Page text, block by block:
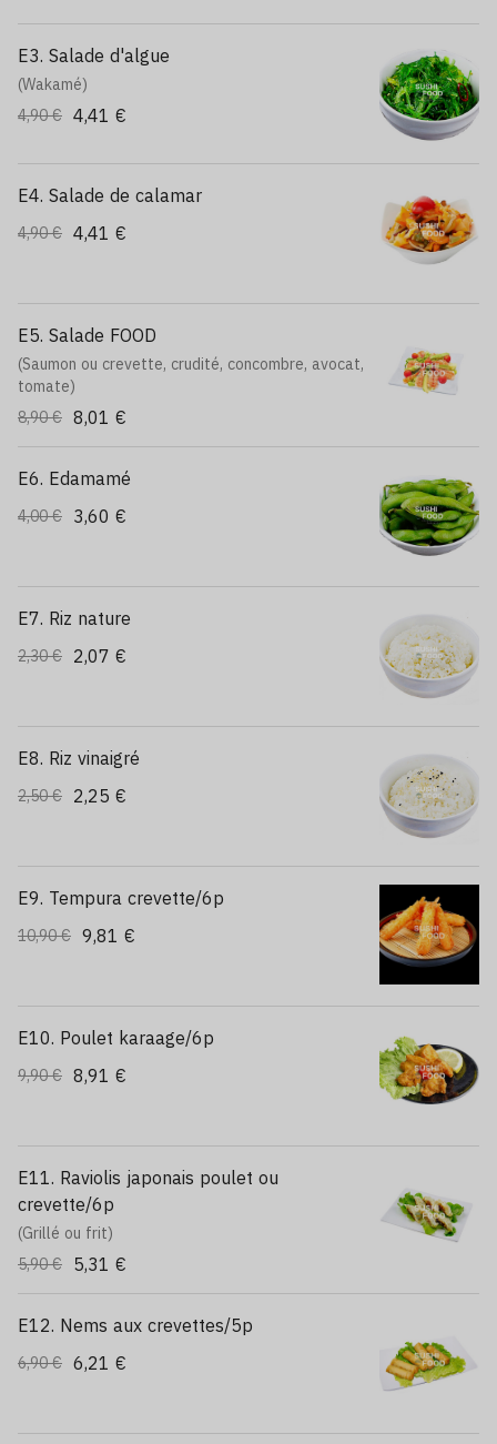
E3. Salade d'algue
(Wakamé)
4,90 € 4,41 €
E4. Salade de calamar
4,90 € 4,41 €
E5. Salade FOOD
(Saumon ou crevette, crudité, concombre, avocat,
tomate)
8,90 € 8,01 €
E6. Edamamé
4,00 € 3,60 €
E7. Riz nature
2,30 € 2,07 €
E8. Riz vinaigré
2,50 € 2,25 €
E9. Tempura crevette/6p
10,90 € 9,81 €
E10. Poulet karaage/6p
9,90 € 8,91 €
E11. Raviolis japonais poulet ou
crevette/6p
(Grillé ou frit)
5,90 €
5,31 €
E12. Nems aux crevettes/5p
6,90 € 6,21 €